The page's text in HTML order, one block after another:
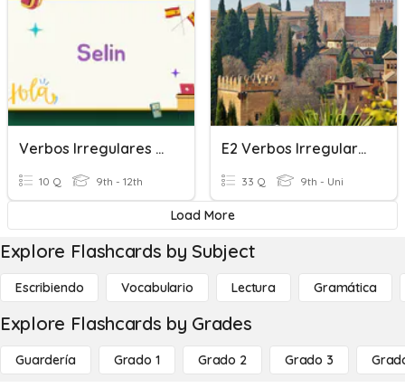
Verbos Irregulares En Gerundio
10 Q 9th - 12th
E2 Verbos Irregulares (Préterito)
33 Q 9th - Uni
Load More
Explore Flashcards by Subject
Escribiendo Vocabulario Lectura Gramática
Explore Flashcards by Grades
Guardería Grado 1 Grado 2 Grado 3